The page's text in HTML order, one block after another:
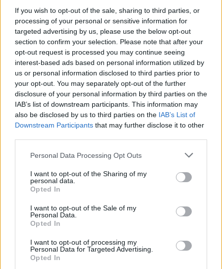
If you wish to opt-out of the sale, sharing to third parties, or
processing of your personal or sensitive information for
targeted advertising by us, please use the below opt-out
section to confirm your selection. Please note that after your
opt-out request is processed you may continue seeing
interest-based ads based on personal information utilized by
us or personal information disclosed to third parties prior to
your opt-out. You may separately opt-out of the further
disclosure of your personal information by third parties on the
IAB’s list of downstream participants. This information may
also be disclosed by us to third parties on the IAB’s List of
Downstream Participants that may further disclose it to other
Personal Data Processing Opt Outs
I want to opt-out of the Sharing of my
personal data.
Opted In
I want to opt-out of the Sale of my
Personal Data.
Opted In
I want to opt-out of processing my
Personal Data for Targeted Advertising.
Opted In
Artikelnr:50c209bbad2b Kategori:Braskaminer
Beskrivning
Beskrivning
Troja är en vacker braskamin – perfekt för stora bostäder.
Massiv, finsk täljsten ser till så att värmen avges på ett
effektivt sätt och täljstensbeklädnaden är noga anpassad
efter insatsen. Naturens egen design dekorerar varje
enskild kamin och därför finns det inte två ytor som är lika.
TROJA har ett konvektionsgaller längst upp, vilket säkrar
att du kan justera värmeavgivningen genom
konvektionskanalen.
En värklig pärla i en modern bostad.
Effekt: 3 – 8 kW
Verkningsgrad: 81%
Djup: 550 mm
Bredd: 550 mm